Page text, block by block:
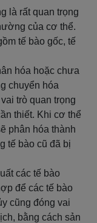
là rất quan trọng
của cơ thể.
tế bào gốc, tế
hóa hoặc chưa
chuyển hóa
trò quan trọng
thiết. Khi cơ thể
phân hóa thành
tế bào cũ đã bị
các tế bào
để các tế bào
cũng đóng vai
bằng cách sản